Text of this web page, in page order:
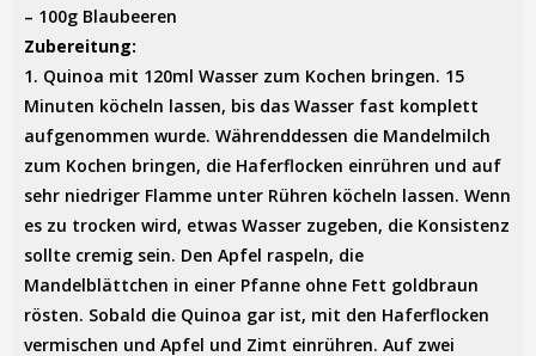
– 100g Blaubeeren
Zubereitung:
1. Quinoa mit 120ml Wasser zum Kochen bringen. 15
Minuten köcheln lassen, bis das Wasser fast komplett
aufgenommen wurde. Währenddessen die Mandelmilch
zum Kochen bringen, die Haferflocken einrühren und auf
sehr niedriger Flamme unter Rühren köcheln lassen. Wenn
es zu trocken wird, etwas Wasser zugeben, die Konsistenz
sollte cremig sein. Den Apfel raspeln, die
Mandelblättchen in einer Pfanne ohne Fett goldbraun
rösten. Sobald die Quinoa gar ist, mit den Haferflocken
vermischen und Apfel und Zimt einrühren. Auf zwei